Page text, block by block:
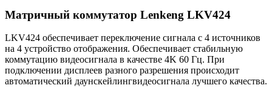
Матричный коммутатор Lenkeng LKV424
LKV424 обеспечивает переключение сигнала с 4 источников
на 4 устройство отображения. Обеспечивает стабильную
коммутацию видеосигнала в качестве 4K 60 Гц. При
подключении дисплеев разного разрешения происходит
автоматический даунскейлингвидеосигнала лучшего качества.